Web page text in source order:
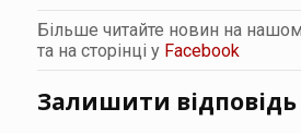
Більше читайте новин на
та на сторінці у Facebook
Залишити відповідь